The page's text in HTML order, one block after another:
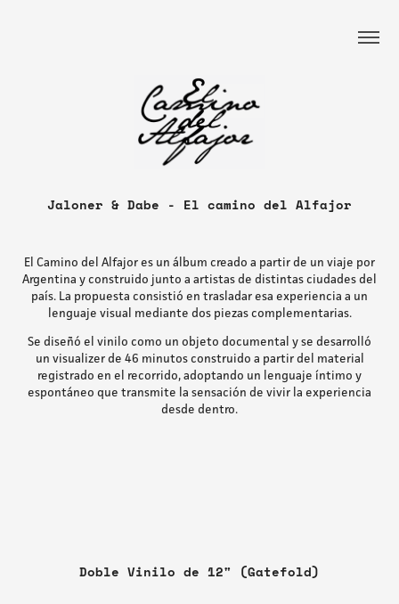
Jaloner & Dabe - El camino del Alfajor
El Camino del Alfajor es un álbum creado a partir de un viaje por
Argentina y construido junto a artistas de distintas ciudades del
país. La propuesta consistió en trasladar esa experiencia a un
lenguaje visual mediante dos piezas complementarias.
Se diseñó el vinilo como un objeto documental y se desarrolló
un visualizer de 46 minutos construido a partir del material
registrado en el recorrido, adoptando un lenguaje íntimo y
espontáneo que transmite la sensación de vivir la experiencia
desde dentro.
Doble Vinilo de 12" (Gatefold)